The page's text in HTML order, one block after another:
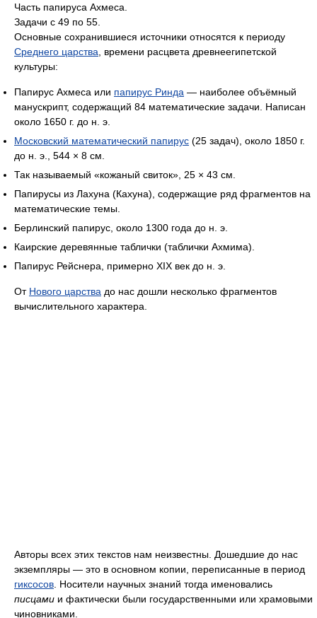
Часть папируса Ахмеса.
Задачи с 49 по 55.
Основные сохранившиеся источники относятся к периоду
Среднего царства , времени расцвета древнеегипетской
культуры:
Папирус Ахмеса или папирус Ринда — наиболее объёмный
манускрипт, содержащий 84 математические задачи. Написан
около 1650 г. до н. э.
Московский математический папирус (25 задач), около 1850 г.
до н. э., 544 × 8 см.
Так называемый «кожаный свиток», 25 × 43 см.
Папирусы из Лахуна (Кахуна), содержащие ряд фрагментов на
математические темы.
Берлинский папирус, около 1300 года до н. э.
Каирские деревянные таблички (таблички Ахмима).
Папирус Рейснера, примерно XIX век до н. э.
От Нового царства до нас дошли несколько фрагментов
вычислительного характера.
Авторы всех этих текстов нам неизвестны. Дошедшие до нас
экземпляры — это в основном копии, переписанные в период
гиксосов . Носители научных знаний тогда именовались
писцами и фактически были государственными или храмовыми
чиновниками.